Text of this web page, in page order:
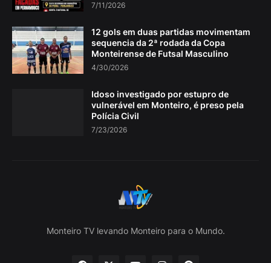
7/11/2026
12 gols em duas partidas movimentam
sequencia da 2ª rodada da Copa
Monteirense de Futsal Masculino
4/30/2026
Idoso investigado por estupro de
vulnerável em Monteiro, é preso pela
Polícia Civil
7/23/2026
Monteiro TV levando Monteiro para o Mundo.